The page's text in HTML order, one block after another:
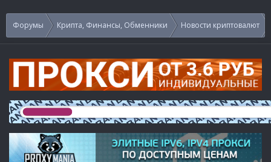
Форумы Крипта, Финансы, Обменники Новости криптовалют